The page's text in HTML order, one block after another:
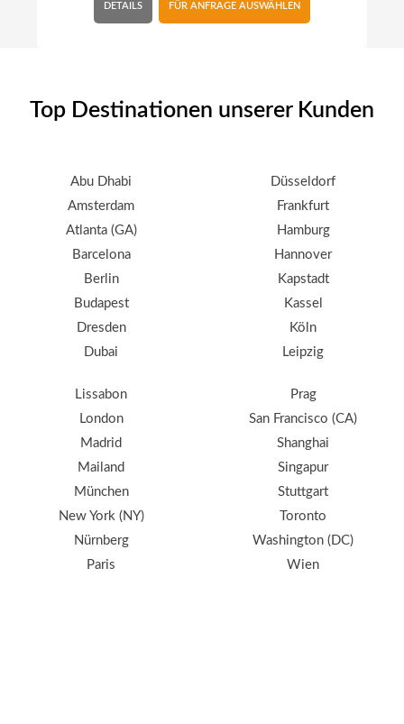
DETAILS FÜR ANFRAGE AUSWÄHLEN
Top Destinationen unserer Kunden
Abu Dhabi
Amsterdam
Atlanta (GA)
Barcelona
Berlin
Budapest
Dresden
Dubai
Düsseldorf
Frankfurt
Hamburg
Hannover
Kapstadt
Kassel
Köln
Leipzig
Lissabon
London
Madrid
Mailand
München
New York (NY)
Nürnberg
Paris
Prag
San Francisco (CA)
Shanghai
Singapur
Stuttgart
Toronto
Washington (DC)
Wien